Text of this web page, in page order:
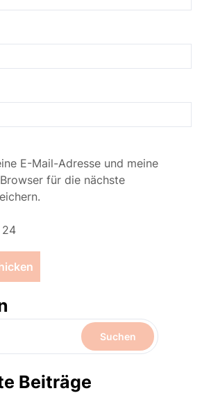
E-Mail-Adresse und meine
für die nächste
24
Suchen
Beiträge